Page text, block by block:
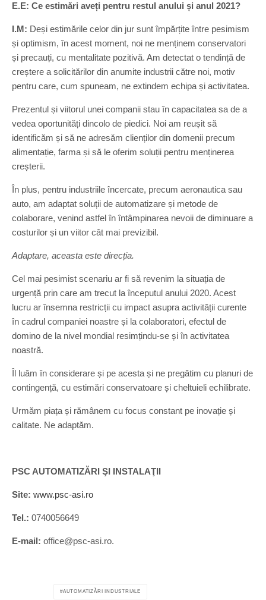
E.E: Ce estimări aveți pentru restul anului și anul 2021?
I.M: Deși estimările celor din jur sunt împărțite între pesimism
și optimism, în acest moment, noi ne menținem conservatori
și precauți, cu mentalitate pozitivă. Am detectat o tendință de
creștere a solicitărilor din anumite industrii către noi, motiv
pentru care, cum spuneam, ne extindem echipa și activitatea.
Prezentul și viitorul unei companii stau în capacitatea sa de a
vedea oportunități dincolo de piedici. Noi am reușit să
identificăm și să ne adresăm clienților din domenii precum
alimentație, farma și să le oferim soluții pentru menținerea
creșterii.
În plus, pentru industriile încercate, precum aeronautica sau
auto, am adaptat soluții de automatizare și metode de
colaborare, venind astfel în întâmpinarea nevoii de diminuare a
costurilor și un viitor cât mai previzibil.
Adaptare, aceasta este direcția.
Cel mai pesimist scenariu ar fi să revenim la situația de
urgență prin care am trecut la începutul anului 2020. Acest
lucru ar însemna restricții cu impact asupra activității curente
în cadrul companiei noastre și la colaboratori, efectul de
domino de la nivel mondial resimțindu-se și în activitatea
noastră.
Îl luăm în considerare și pe acesta și ne pregătim cu planuri de
contingență, cu estimări conservatoare și cheltuieli echilibrate.
Urmăm piața și rămânem cu focus constant pe inovație și
calitate. Ne adaptăm.
PSC AUTOMATIZĂRI ŞI INSTALAŢII
Site: www.psc-asi.ro
Tel.: 0740056649
E-mail: office@psc-asi.ro.
AUTOMATIZĂRI INDUSTRIALE